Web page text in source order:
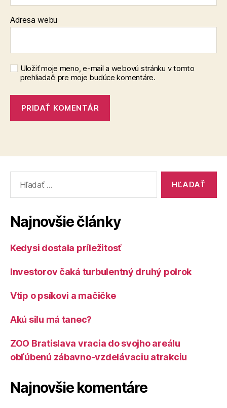
Adresa webu
Uložiť moje meno, e-mail a webovú stránku v tomto
prehliadači pre moje budúce komentáre.
Najnovšie články
Kedysi dostala príležitosť
Investorov čaká turbulentný druhý polrok
Vtip o psíkovi a mačičke
Akú silu má tanec?
ZOO Bratislava vracia do svojho areálu
obľúbenú zábavno-vzdelávaciu atrakciu
Najnovšie komentáre